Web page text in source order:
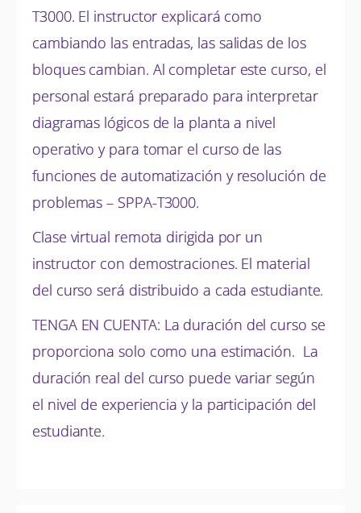
T3000. El instructor explicará como
cambiando las entradas, las salidas de los
bloques cambian. Al completar este curso, el
personal estará preparado para interpretar
diagramas lógicos de la planta a nivel
operativo y para tomar el curso de las
funciones de automatización y resolución de
problemas – SPPA-T3000.
Clase virtual remota dirigida por un
instructor con demostraciones. El material
del curso será distribuido a cada estudiante.
TENGA EN CUENTA: La duración del curso se
proporciona solo como una estimación. La
duración real del curso puede variar según
el nivel de experiencia y la participación del
estudiante.